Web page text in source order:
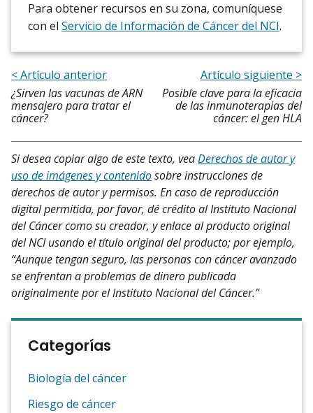
Para obtener recursos en su zona, comuníquese
con el Servicio de Información de Cáncer del NCI.
< Artículo anterior
¿Sirven las vacunas de ARN
mensajero para tratar el
cáncer?
Artículo siguiente >
Posible clave para la eficacia
de las inmunoterapias del
cáncer: el gen HLA
Si desea copiar algo de este texto, veaDerechos de autor y
uso de imágenes y contenidosobre instrucciones de
derechos de autor y permisos. En caso de reproducción
digital permitida, por favor, dé crédito al Instituto Nacional
del Cáncer como su creador, y enlace al producto original
del NCI usando el título original del producto; por ejemplo,
“Aunque tengan seguro, las personas con cáncer avanzado
se enfrentan a problemas de dinero publicada
originalmente por el Instituto Nacional del Cáncer.”
Categorías
Biología del cáncer
Riesgo de cáncer